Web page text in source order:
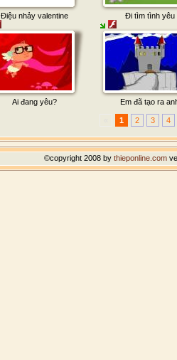
Điệu nhảy valentine Đi tìm tình yêu
Ai đang yêu? Em đã tạo ra
1 2 3 4
©copyright 2008 by thieponline.com